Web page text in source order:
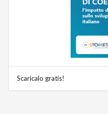
Scaricalo gratis!